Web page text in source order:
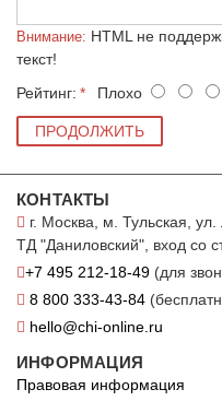
Внимание: HTML не
текст!
Рейтинг:
Плохо
ПРОДОЛЖИТЬ
КОНТАКТЫ
г. Москва, м. Тульская,
ТД "Даниловский", вход со
+7 495 212-18-49 (для
8 800 333-43-84
hello@chi-online.ru
ИНФОРМАЦИЯ
Правовая информация